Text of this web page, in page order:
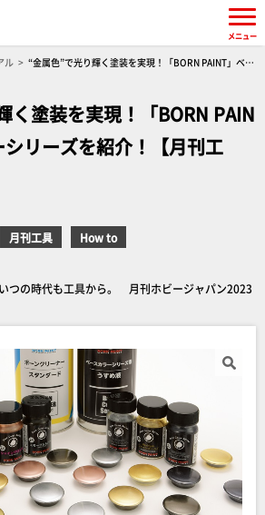
ル
“金属色”で光り輝く塗装を実現！「BORN PAINT」ベー
く塗装を実現！「BORN PAIN
リーズを紹介！【月刊工
月刊工具
How to
つの時代も工具から。 月刊ホビージャパン2023
メニュー